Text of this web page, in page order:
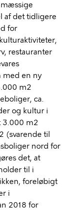
af det tidligere
for
restauranter
med en ny
m2
ca.
og kultur i
3.000 m2
(svarende til
nord for
det, at
til i
foreløbigt
i
2018 for